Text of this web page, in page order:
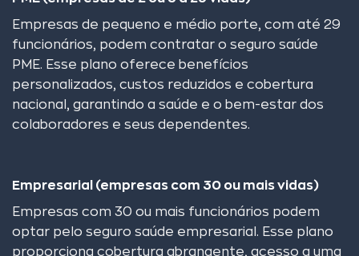
Empresas de pequeno e médio porte, com até 29
funcionários, podem contratar o seguro saúde
PME. Esse plano oferece benefícios
personalizados, custos reduzidos e cobertura
nacional, garantindo a saúde e o bem-estar dos
colaboradores e seus dependentes.
Empresarial (empresas com 30 ou mais vidas)
Empresas com 30 ou mais funcionários podem
optar pelo seguro saúde empresarial. Esse plano
proporciona cobertura abrangente, acesso a uma